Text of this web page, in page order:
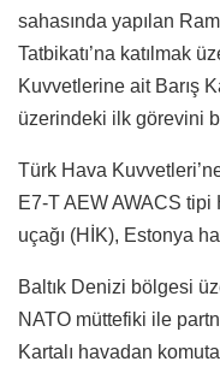
sahasında yapılan
Tatbikatı’na katılmak
Kuvvetlerine ait Barış
üzerindeki ilk görevini
Türk Hava
E7-T AEW AWACS tipi
uçağı (HİK), Estonya
Baltık Denizi bölgesi
NATO müttefiki ile
Kartalı havadan